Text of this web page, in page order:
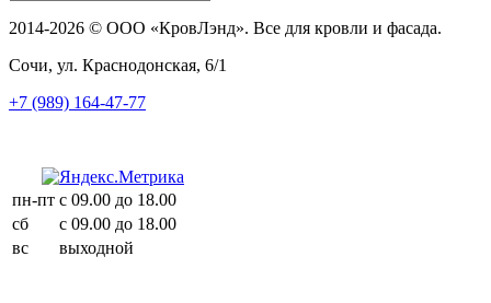
2014-2026 © ООО «КровЛэнд». Все для кровли и фасада.
Сочи, ул. Краснодонская, 6/1
+7 (989) 164-47-77
пн-пт с 09.00 до 18.00
сб
с 09.00 до 18.00
вс
выходной